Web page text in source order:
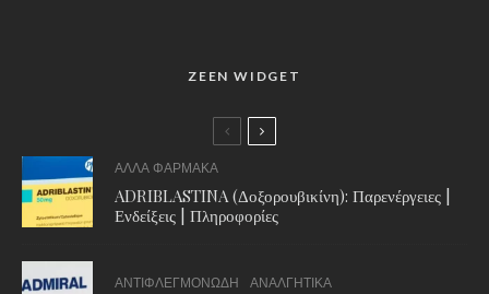
ZEEN WIDGET
ΑΛΛΑ ΦΑΡΜΑΚΑ
ADRIBLASTINA (Δοξορουβικίνη): Παρενέργειες |
Ενδείξεις | Πληροφορίες
ΑΝΤΙΦΛΕΓΜΟΝΩΔΗ ΑΝΑΛΓΗΤΙΚΑ